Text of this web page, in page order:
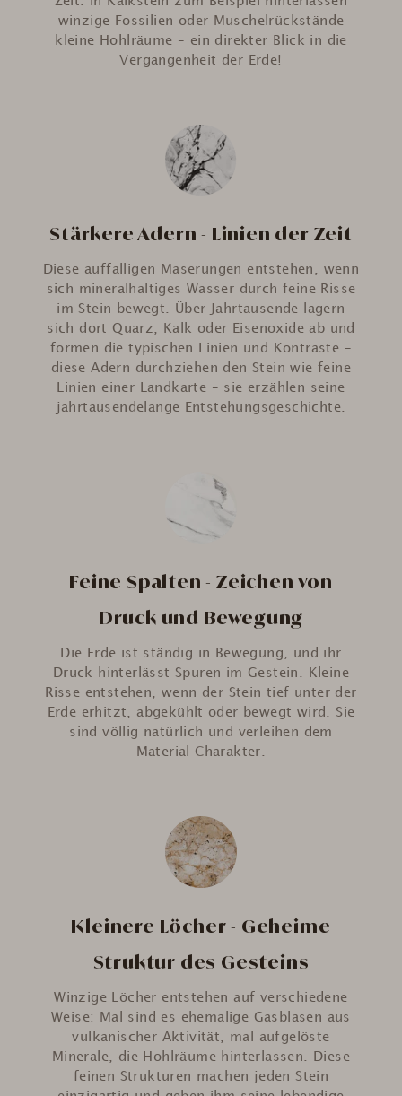
winzige Fossilien oder Muschelrückstände
kleine Hohlräume – ein direkter Blick in die
Vergangenheit der Erde!
Stärkere Adern - Linien der Zeit
Diese auffälligen Maserungen entstehen, wenn
sich mineralhaltiges Wasser durch feine Risse
im Stein bewegt. Über Jahrtausende lagern
sich dort Quarz, Kalk oder Eisenoxide ab und
formen die typischen Linien und Kontraste –
diese Adern durchziehen den Stein wie feine
Linien einer Landkarte – sie erzählen seine
jahrtausendelange Entstehungsgeschichte.
Feine Spalten - Zeichen von
Druck und Bewegung
Die Erde ist ständig in Bewegung, und ihr
Druck hinterlässt Spuren im Gestein. Kleine
Risse entstehen, wenn der Stein tief unter der
Erde erhitzt, abgekühlt oder bewegt wird. Sie
sind völlig natürlich und verleihen dem
Material Charakter.
Kleinere Löcher - Geheime
Struktur des Gesteins
Winzige Löcher entstehen auf verschiedene
Weise: Mal sind es ehemalige Gasblasen aus
vulkanischer Aktivität, mal aufgelöste
Minerale, die Hohlräume hinterlassen. Diese
feinen Strukturen machen jeden Stein